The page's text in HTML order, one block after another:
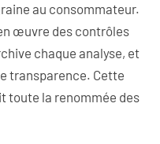
au consommateur.
œuvre des contrôles
chaque analyse, et
transparence. Cette
toute la renommée des